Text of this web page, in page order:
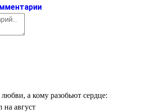
а кому разобьют сердце:
август